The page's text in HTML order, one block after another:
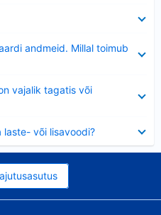
andmeid. Millal toimub
vajalik tagatis või
laste- või lisavoodi?